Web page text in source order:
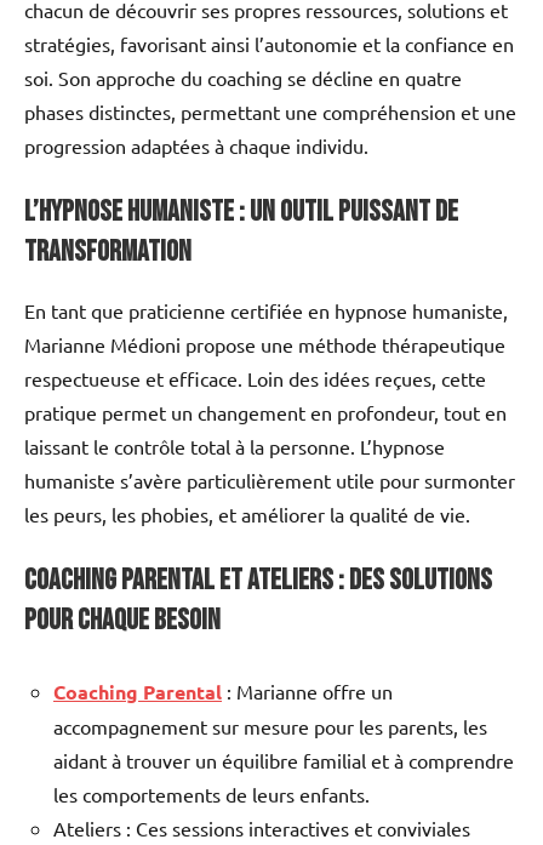
chacun de découvrir ses propres ressources, solutions et
stratégies, favorisant ainsi l’autonomie et la confiance en
soi. Son approche du coaching se décline en quatre
phases distinctes, permettant une compréhension et une
progression adaptées à chaque individu.
L’hypnose humaniste : un outil puissant de
transformation
En tant que praticienne certifiée en hypnose humaniste,
Marianne Médioni propose une méthode thérapeutique
respectueuse et efficace. Loin des idées reçues, cette
pratique permet un changement en profondeur, tout en
laissant le contrôle total à la personne. L’hypnose
humaniste s’avère particulièrement utile pour surmonter
les peurs, les phobies, et améliorer la qualité de vie.
Coaching Parental et Ateliers : des solutions
pour chaque besoin
Coaching Parental : Marianne offre un
accompagnement sur mesure pour les parents, les
aidant à trouver un équilibre familial et à comprendre
les comportements de leurs enfants.
Ateliers : Ces sessions interactives et conviviales